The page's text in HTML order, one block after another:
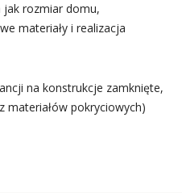
jak rozmiar domu,
materiały i realizacja
na konstrukcje zamknięte,
materiałów pokryciowych)